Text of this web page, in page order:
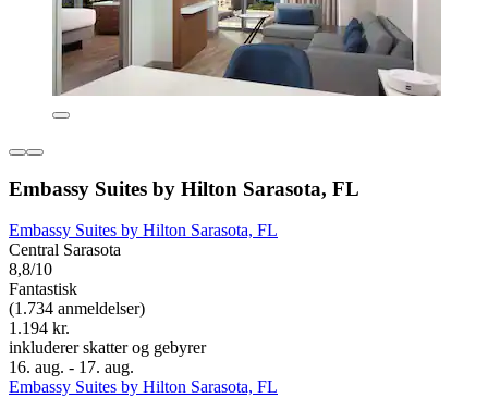
Embassy Suites by Hilton Sarasota, FL
Embassy Suites by Hilton Sarasota, FL
Central Sarasota
8,8/10
Fantastisk
(1.734 anmeldelser)
1.194 kr.
inkluderer skatter og gebyrer
16. aug. - 17. aug.
Embassy Suites by Hilton Sarasota, FL